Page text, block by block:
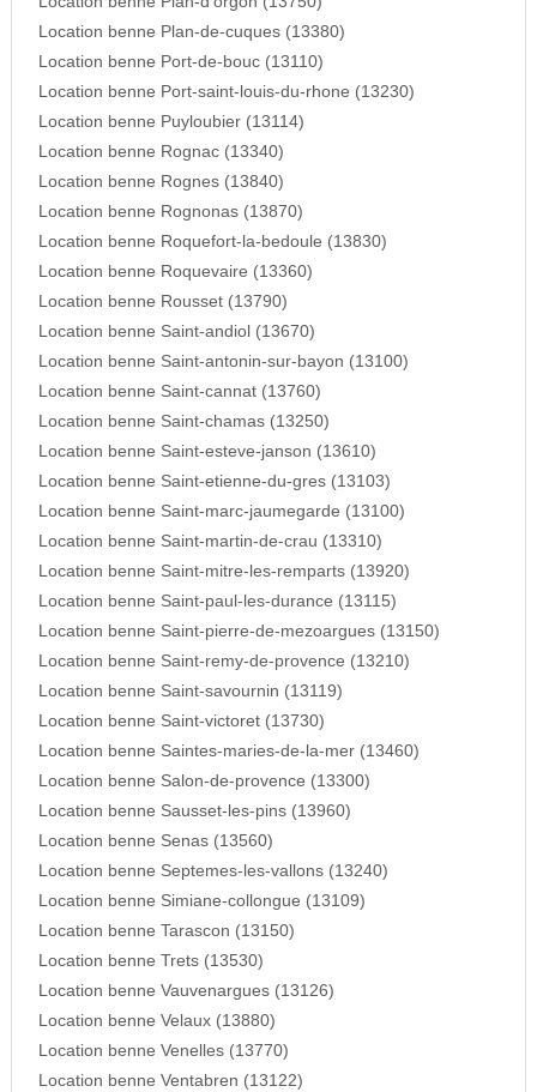
Location benne Plan-de-cuques (13380)
Location benne Port-de-bouc (13110)
Location benne Port-saint-louis-du-rhone (13230)
Location benne Puyloubier (13114)
Location benne Rognac (13340)
Location benne Rognes (13840)
Location benne Rognonas (13870)
Location benne Roquefort-la-bedoule (13830)
Location benne Roquevaire (13360)
Location benne Rousset (13790)
Location benne Saint-andiol (13670)
Location benne Saint-antonin-sur-bayon (13100)
Location benne Saint-cannat (13760)
Location benne Saint-chamas (13250)
Location benne Saint-esteve-janson (13610)
Location benne Saint-etienne-du-gres (13103)
Location benne Saint-marc-jaumegarde (13100)
Location benne Saint-martin-de-crau (13310)
Location benne Saint-mitre-les-remparts (13920)
Location benne Saint-paul-les-durance (13115)
Location benne Saint-pierre-de-mezoargues (13150)
Location benne Saint-remy-de-provence (13210)
Location benne Saint-savournin (13119)
Location benne Saint-victoret (13730)
Location benne Saintes-maries-de-la-mer (13460)
Location benne Salon-de-provence (13300)
Location benne Sausset-les-pins (13960)
Location benne Senas (13560)
Location benne Septemes-les-vallons (13240)
Location benne Simiane-collongue (13109)
Location benne Tarascon (13150)
Location benne Trets (13530)
Location benne Vauvenargues (13126)
Location benne Velaux (13880)
Location benne Venelles (13770)
Location benne Ventabren (13122)